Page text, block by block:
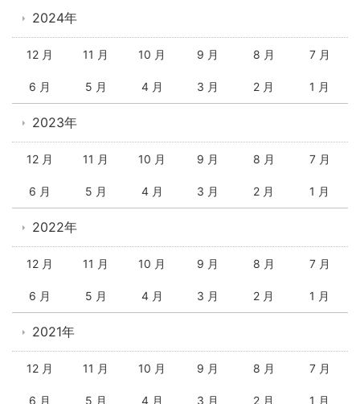
2024年
12 月 11 月 10 月 9 月 8 月 7 月
6 月 5 月 4 月 3 月 2 月 1 月
2023年
12 月 11 月 10 月 9 月 8 月 7 月
6 月 5 月 4 月 3 月 2 月 1 月
2022年
12 月 11 月 10 月 9 月 8 月 7 月
6 月 5 月 4 月 3 月 2 月 1 月
2021年
12 月 11 月 10 月 9 月 8 月 7 月
6 月 5 月 4 月 3 月 2 月 1 月